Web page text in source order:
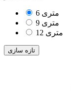
6 متری
9 متری
12 متری